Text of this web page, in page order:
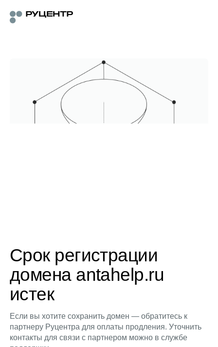
Срок регистрации
домена antahelp.ru
истек
Если вы хотите сохранить домен — обратитесь к
партнеру Руцентра для оплаты продления. Уточнить
контакты для связи с партнером можно в службе